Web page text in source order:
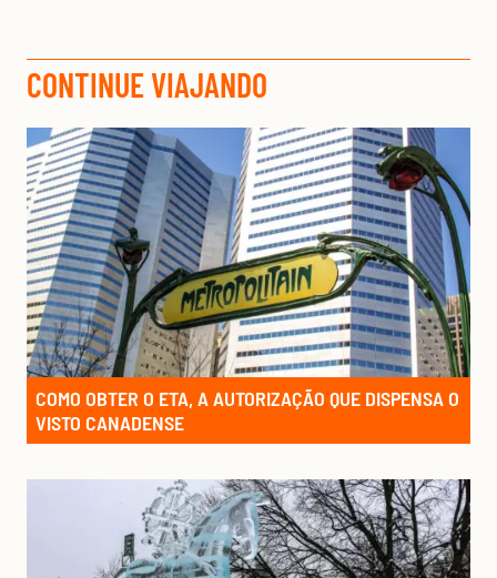
CONTINUE VIAJANDO
COMO OBTER O ETA, A AUTORIZAÇÃO QUE DISPENSA O
VISTO CANADENSE